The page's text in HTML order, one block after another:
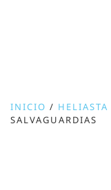
INICIO / HELIASTA
SALVAGUARDIAS